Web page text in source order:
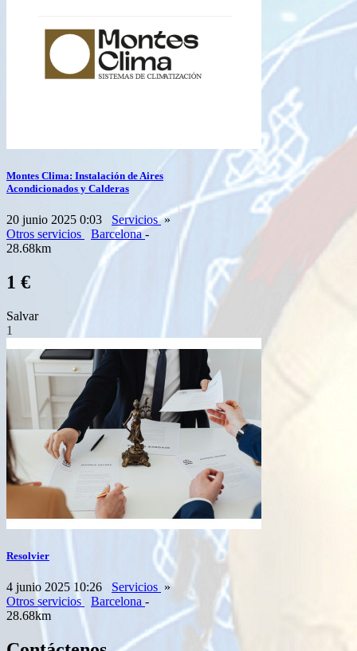
Montes Clima: Instalación de Aires
Acondicionados y Calderas
20 junio 2025 0:03 Servicios»
Otros servicios
Barcelona-
28.68km
1 €
Salvar
1
Resolvier
4 junio 2025 10:26 Servicios »
Otros servicios
Barcelona -
28.68km